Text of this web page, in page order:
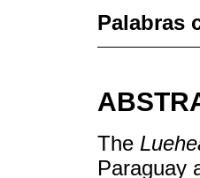
Palabras
The
Paraguay